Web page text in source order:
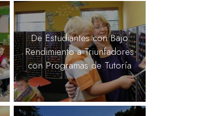
De Estudiantes con Bajo
Rendimiento a Triunfadores
con Programas de Tutoría